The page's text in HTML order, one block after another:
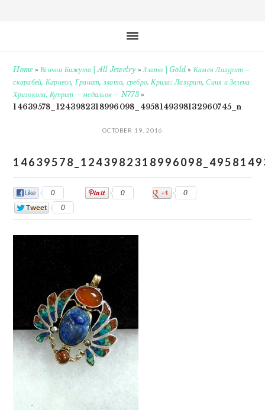
Home»Всички Бижута | All Jewelry »Злато | Gold » Камея Лазурит –
скарабей, Карнеол, Гранат, злато, сребро. Крила: Лазурит, Синя и Зелена
Хризокола, Куприт – медальон – N773»
14639578_1243982318996098_4958149398132960745_n
OCTOBER 19, 2016
0 0
0
0